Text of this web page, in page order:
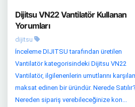
Dijitsu VN22 Vantilatör Kullanan
Yorumları
dijitsu
İnceleme DIJITSU tarafından üretilen
Vantilatör kategorisindeki Dijitsu VN22
Vantilatör, ilgilenenlerin umutlarını
maksat edinen bir üründür. Nerede Satılır?
Nereden sipariş verebileceğinize kon...